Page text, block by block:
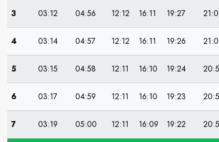
3 03:12 04:56 12:12 16:11 19:27
4 03:14 04:57 12:12 16:11 19:26
5 03:15 04:58 12:11 16:10 19:24
6 03:17 04:59 12:11 16:10 19:23
7 03:19 05:00 12:11 16:09 19:22